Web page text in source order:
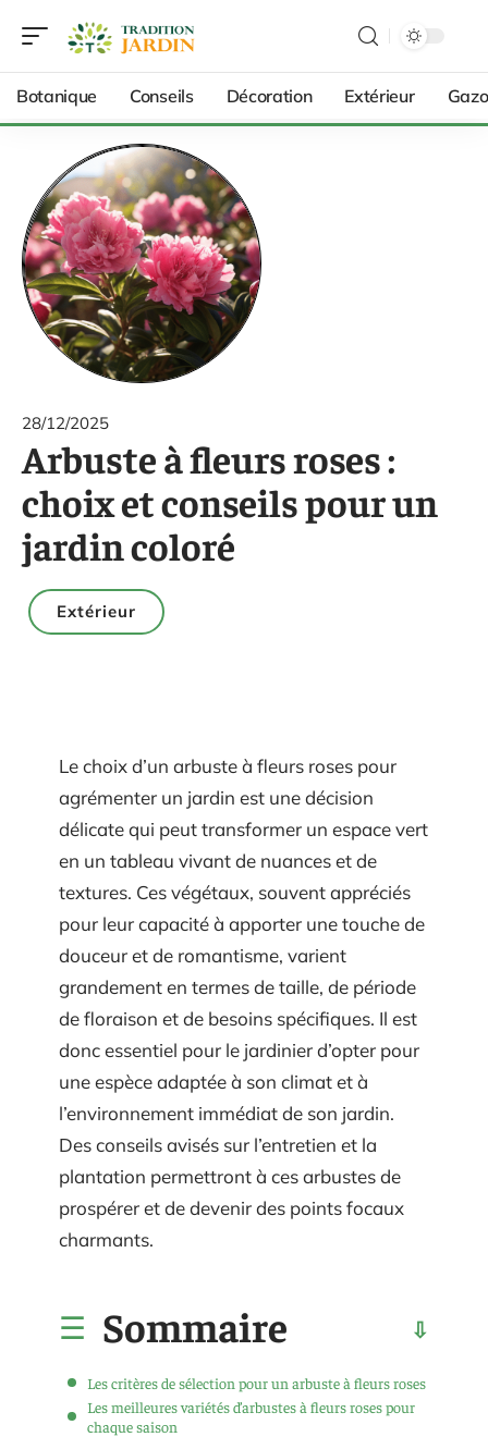
Botanique Conseils Décoration Extérieur
28/12/2025
Arbuste à fleurs roses :
choix et conseils pour un
jardin coloré
Extérieur
Le choix d’un arbuste à fleurs roses pour
agrémenter un jardin est une décision
délicate qui peut transformer un espace vert
en un tableau vivant de nuances et de
textures. Ces végétaux, souvent appréciés
pour leur capacité à apporter une touche de
douceur et de romantisme, varient
grandement en termes de taille, de période
de floraison et de besoins spécifiques. Il est
donc essentiel pour le jardinier d’opter pour
une espèce adaptée à son climat et à
l’environnement immédiat de son jardin.
Des conseils avisés sur l’entretien et la
plantation permettront à ces arbustes de
prospérer et de devenir des points focaux
charmants.
Sommaire
Les critères de sélection pour un arbuste à fleurs roses
Les meilleures variétés d’arbustes à fleurs roses pour
chaque saison